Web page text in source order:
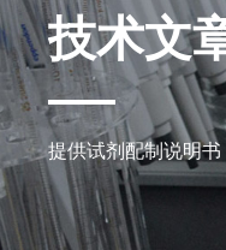
技术文
提供试剂配制说明